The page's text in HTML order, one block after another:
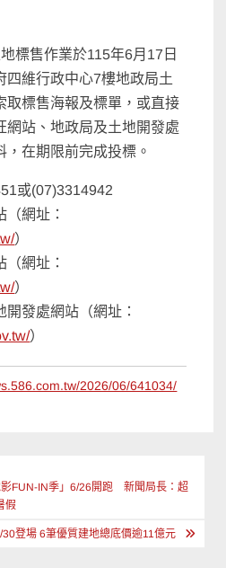
標售作業於115年6月17日
四維行政中心7樓地政局土
取標售海報及標單，或直接
網站、地政局及土地開發處
在期限前完成投標。
或(07)3314942
網址：
）
網址：
）
發處網站（網址：
）
2026/06/641034/
FUN-IN季」6/26開跑 新聞局長：超
假
登場 6筆優質建地總底價逾11億元